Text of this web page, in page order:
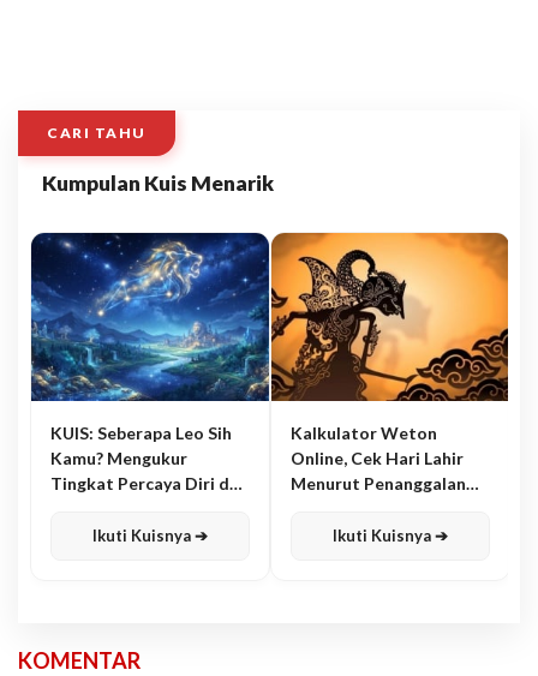
CARI TAHU
Kumpulan Kuis Menarik
KUIS: Seberapa Leo Sih
Kamu? Mengukur
Tingkat Percaya Diri dan
Ikuti Kuisnya ➔
Kalkulator Weton
Online, Cek Hari Lahir
Menurut Penanggalan
Ikuti Kuisnya ➔
KOMENTAR